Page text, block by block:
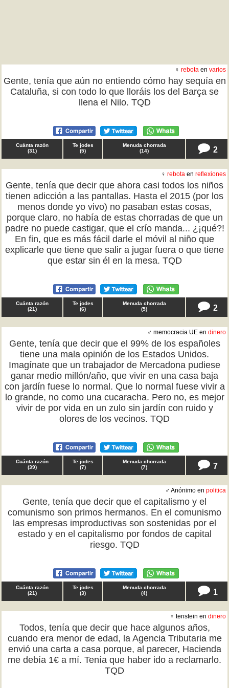
♀ rebota en varios
Gente, tenía que aún no entiendo cómo hay sequía en
Cataluña, si con todo lo que lloráis los del Barça se
llena el Nilo. TQD
Cuánta razón
(31)
Te jodes
(5)
Menuda chorrada
(14) 2
♀ rebota en reflexiones
Gente, tenía que decir que ahora casi todos los niños
tienen adicción a las pantallas. Hasta el 2015 (por los
menos donde yo vivo) no pasaban estas cosas,
porque claro, no había de estas chorradas de que un
padre no puede castigar, que el crío manda... ¿¡qué?!
En fin, que es más fácil darle el móvil al niño que
explicarle que tiene que salir a jugar fuera o que tiene
que estar sin él en la mesa. TQD
Cuánta razón
(21)
Te jodes
(6)
Menuda chorrada
(5) 2
♂ memocracia UE en dinero
Gente, tenía que decir que el 99% de los españoles
tiene una mala opinión de los Estados Unidos.
Imagínate que un trabajador de Mercadona pudiese
ganar medio millón/año, que vivir en una casa baja
con jardín fuese lo normal. Que lo normal fuese vivir a
lo grande, no como una cucaracha. Pero no, es mejor
vivir de por vida en un zulo sin jardín con ruido y
olores de los vecinos. TQD
Cuánta razón
(39)
Te jodes
(7)
Menuda chorrada
(7) 7
♂ Anónimo en politica
Gente, tenía que decir que el capitalismo y el
comunismo son primos hermanos. En el comunismo
las empresas improductivas son sostenidas por el
estado y en el capitalismo por fondos de capital
riesgo. TQD
Cuánta razón
(21)
Te jodes
(3)
Menuda chorrada
(4) 1
♀ tenstein en dinero
Todos, tenía que decir que hace algunos años,
cuando era menor de edad, la Agencia Tributaria me
envió una carta a casa porque, al parecer, Hacienda
me debía 1€ a mí. Tenía que haber ido a reclamarlo.
TQD